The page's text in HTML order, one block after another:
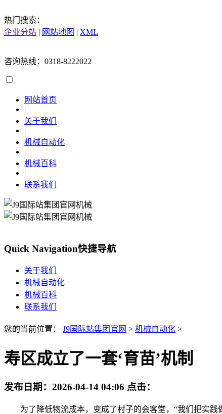
热门搜索：
企业分站 | 网站地图 | XML
咨询热线：0318-8222022
网站首页
|
关于我们
|
机械自动化
|
机械百科
|
联系我们
Quick Navigation快捷导航
关于我们
机械自动化
机械百科
联系我们
您的当前位置： J9国际站集团官网 > 机械自动化 >
寿区成立了一套‘育苗’机制
发布日期： 2026-04-14 04:06 点击：
为了降低物流成本，变成了村子的会客堂，“我们把实践